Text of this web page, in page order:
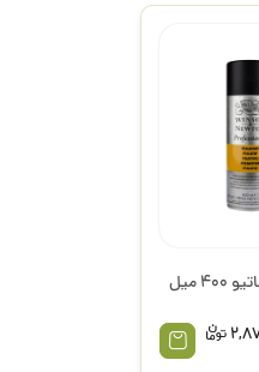
اسپری فیکساتیو 400 میل